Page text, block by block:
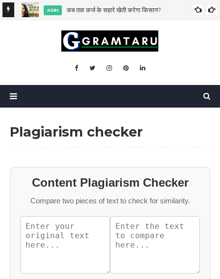
AGRI कब तक कर्ज के सहारे खेती करेगा किसान?
Plagiarism checker
Content Plagiarism Checker
Compare two pieces of text to check for similarity.